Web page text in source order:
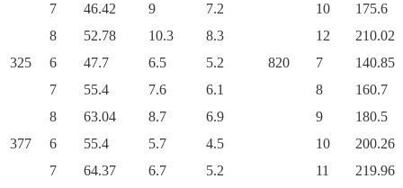
7
46.42 9 7.2 10
175.6
8
52.78 10.3 8.3 12
210.02
325
6 47.7 6.5 5.2 820 7
140.85
7
55.4 7.6 6.1 8
160.7
8
63.04 8.7 6.9 9
180.5
377
6 55.4 5.7 4.5 10
200.26
7
64.37 6.7 5.2 11
219.96